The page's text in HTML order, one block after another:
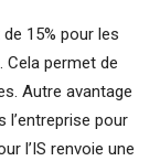
15% pour les
Cela permet de
Autre avantage
l’entreprise pour
l’IS renvoie une